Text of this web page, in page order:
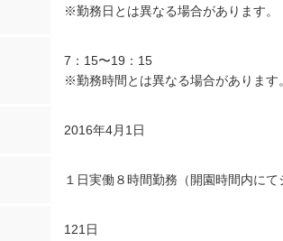
※勤務日とは異なる場合があります。
7：15〜19：15
※勤務時間とは異なる場合があります。
2016年4月1日
１日実働８時間勤務（開園時間内にて
121日